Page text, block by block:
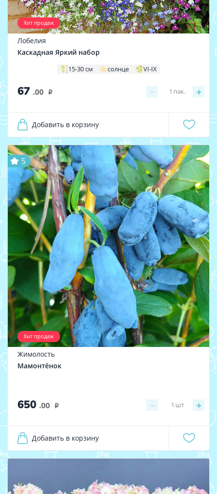
Хит продаж
Лобелия
Каскадная Яркий набор
15-30 см солнце VI-IX
67 .00 i − +
1 пак.
Добавить в корзину
Хит продаж
5
Жимолость
Мамонтёнок
650 .00 i − +
1 шт
Добавить в корзину